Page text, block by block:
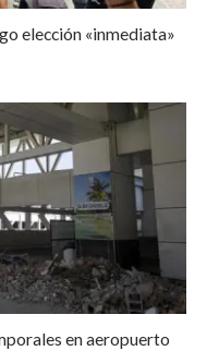
elección «inmediata»
en aeropuerto